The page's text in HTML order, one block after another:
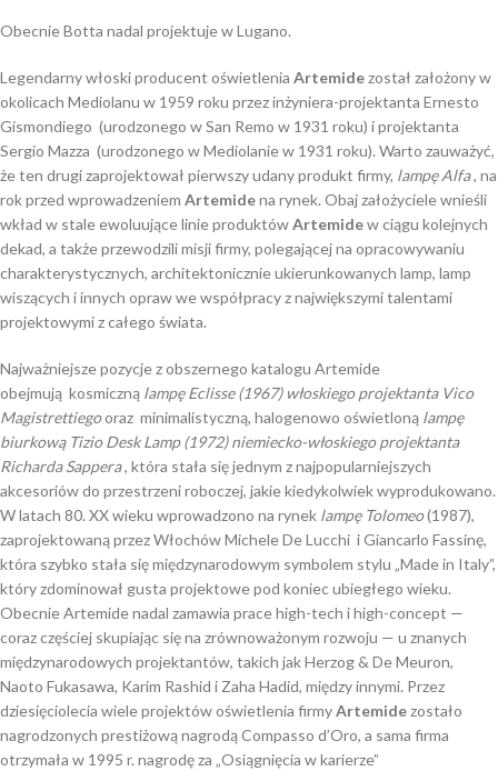
Obecnie Botta nadal projektuje w Lugano.
Legendarny włoski producent oświetlenia Artemidezostał założony w
okolicach Mediolanu w 1959 roku przez inżyniera-projektanta Ernesto
Gismondiego (urodzonego w San Remo w 1931 roku) i projektanta
Sergio Mazza (urodzonego w Mediolanie w 1931 roku). Warto zauważyć,
że ten drugi zaprojektował pierwszy udany produkt firmy, lampęAlfa, na
rok przed wprowadzeniem Artemidena rynek. Obaj założyciele wnieśli
wkład w stale ewoluujące linie produktówArtemidew ciągu kolejnych
dekad, a także przewodzili misji firmy, polegającej na opracowywaniu
charakterystycznych, architektonicznie ukierunkowanych lamp, lamp
wiszących i innych opraw we współpracy z największymi talentami
projektowymi z całego świata.
Najważniejsze pozycje z obszernego katalogu Artemide
obejmują kosmiczną lampęEclisse (1967) włoskiego projektanta Vico
Magistrettiegooraz minimalistyczną, halogenowo oświetloną lampę
biurkową Tizio Desk Lamp (1972) niemiecko-włoskiego projektanta
Richarda Sappera, która stała się jednym z najpopularniejszych
akcesoriów do przestrzeni roboczej, jakie kiedykolwiek wyprodukowano.
W latach 80. XX wieku wprowadzono na rynek lampę Tolomeo(1987),
zaprojektowaną przez Włochów Michele De Lucchi i Giancarlo Fassinę,
która szybko stała się międzynarodowym symbolem stylu „Made in Italy”,
który zdominował gusta projektowe pod koniec ubiegłego wieku.
Obecnie Artemide nadal zamawia prace high-tech i high-concept —
coraz częściej skupiając się na zrównoważonym rozwoju — u znanych
międzynarodowych projektantów, takich jak Herzog & De Meuron,
Naoto Fukasawa, Karim Rashid i Zaha Hadid, między innymi. Przez
dziesięciolecia wiele projektów oświetlenia firmyArtemidezostało
nagrodzonych prestiżową nagrodą Compasso d’Oro, a sama firma
otrzymała w 1995 r. nagrodę za „Osiągnięcia w karierze”